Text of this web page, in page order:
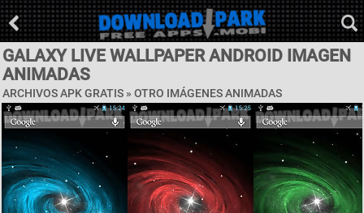
GALAXY LIVE WALLPAPER ANDROID IMAGEN
ANIMADAS
ARCHIVOS APK GRATIS » OTRO IMÁGENES ANIMADAS